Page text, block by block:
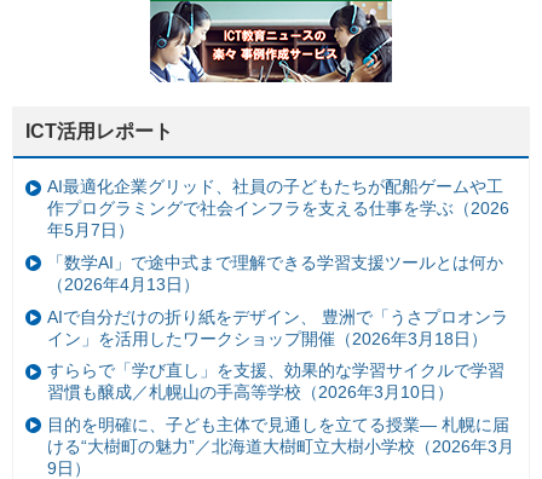
ICT活用レポート
AI最適化企業グリッド、社員の子どもたちが配船ゲームや工
作プログラミングで社会インフラを支える仕事を学ぶ（2026
年5月7日）
「数学AI」で途中式まで理解できる学習支援ツールとは何か
（2026年4月13日）
AIで自分だけの折り紙をデザイン、 豊洲で「うさプロオンラ
イン」を活用したワークショップ開催（2026年3月18日）
すららで「学び直し」を支援、効果的な学習サイクルで学習
習慣も醸成／札幌山の手高等学校（2026年3月10日）
目的を明確に、子ども主体で見通しを立てる授業— 札幌に届
ける“大樹町の魅力”／北海道大樹町立大樹小学校（2026年3月
9日）